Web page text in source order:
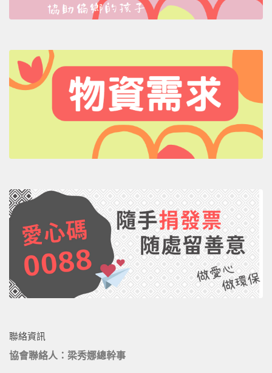
聯絡資訊
協會聯絡人：梁秀娜總幹事